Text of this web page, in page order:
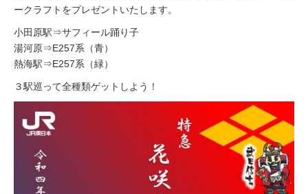
ークラフトをプレゼントいたします。
小田原駅⇒サフィール踊り子
湯河原⇒E257系（青）
熱海駅⇒E257系（緑）
３駅巡って全種類ゲットしよう！